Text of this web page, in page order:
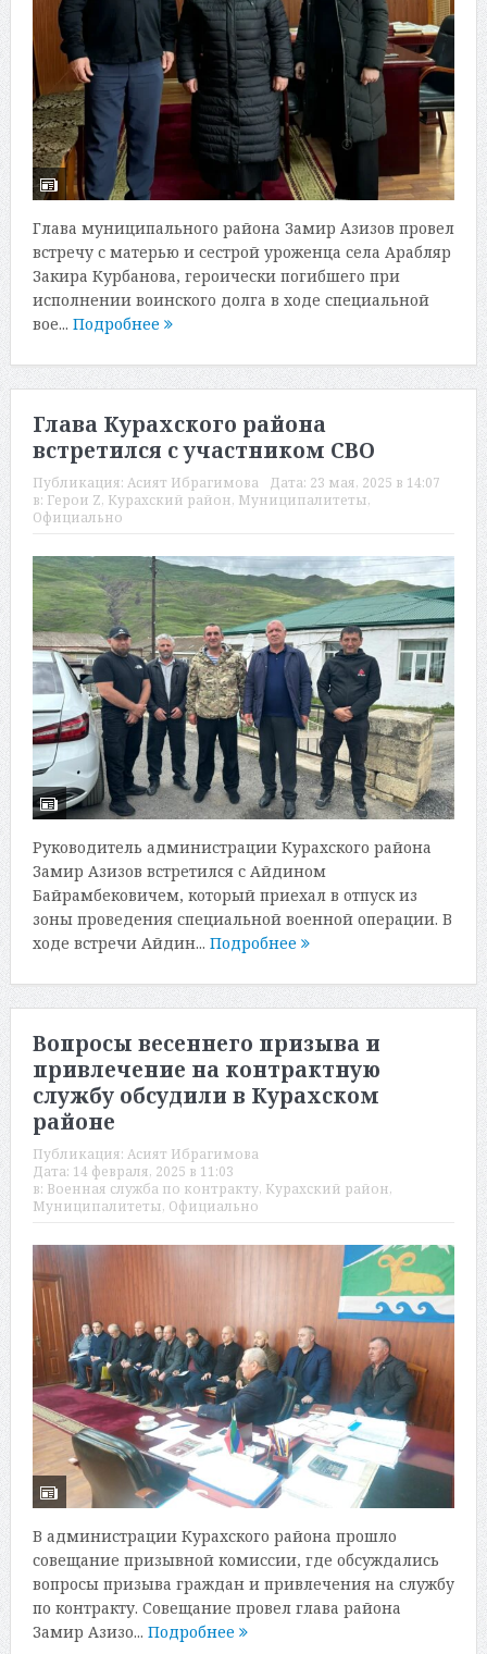
Глава муниципального района Замир Азизов провел
встречу с матерью и сестрой уроженца села Арабляр
Закира Курбанова, героически погибшего при
исполнении воинского долга в ходе специальной
вое... Подробнее
Глава Курахского района
встретился с участником СВО
Публикация: Асият Ибрагимова Дата: 23 мая, 2025 в 14:07
в: Герои Z, Курахский район, Муниципалитеты,
Официально
Руководитель администрации Курахского района
Замир Азизов встретился с Айдином
Байрамбековичем, который приехал в отпуск из
зоны проведения специальной военной операции. В
ходе встречи Айдин... Подробнее
Вопросы весеннего призыва и
привлечение на контрактную
службу обсудили в Курахском
районе
Публикация: Асият Ибрагимова
Дата: 14 февраля, 2025 в 11:03
в: Военная служба по контракту, Курахский район,
Муниципалитеты, Официально
В администрации Курахского района прошло
совещание призывной комиссии, где обсуждались
вопросы призыва граждан и привлечения на службу
по контракту. Совещание провел глава района
Замир Азизо... Подробнее